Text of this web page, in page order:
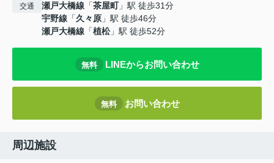
交通 瀬戸大橋線 「茶屋町」駅 徒歩31分
宇野線 「久々原 」駅 徒歩46分
瀬戸大橋線 「植松」駅 徒歩52分
無料 LINEからお問い合わせ
無料 お問い合わせ
周辺施設